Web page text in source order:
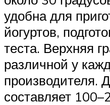
удобна для
йогуртов,
теста. Верхняя
различной у
производителя.
составляет